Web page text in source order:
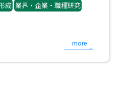
成 業界・企業・職種研究
more